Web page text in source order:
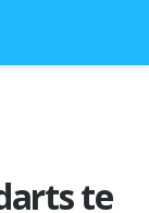
te